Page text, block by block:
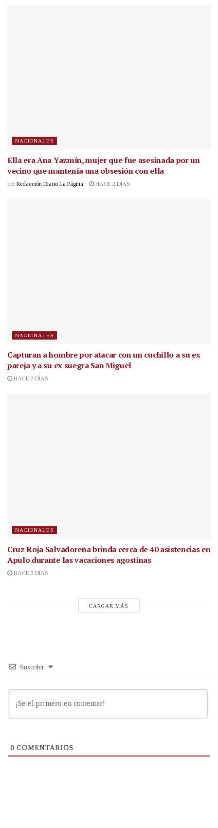
NACIONALES
Ella era Ana Yazmín, mujer que fue asesinada por un
vecino que mantenía una obsesión con ella
por Redacción Diario La Página HACE 2 DÍAS
NACIONALES
Capturan a hombre por atacar con un cuchillo a su ex
pareja y a su ex suegra San Miguel
HACE 2 DÍAS
NACIONALES
Cruz Roja Salvadoreña brinda cerca de 40 asistencias en
Apulo durante las vacaciones agostinas
HACE 2 DÍAS
CARGAR MÁS
Suscribir
0 COMENTARIOS